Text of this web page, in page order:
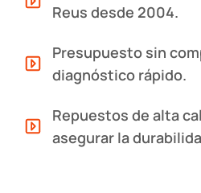
Reus desde 2004.
Presupuesto sin
diagnóstico rápido.
Repuestos de alta
asegurar la